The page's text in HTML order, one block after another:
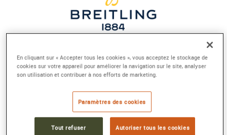
SUPER CHRONOMAT AUTOMATIC 38
Acier inoxydable et or rouge 18 carats, vert
menthe
Référence :U17356531L1P1
Collection :SUPER CHRONOMAT
En cliquant sur « Accepter tous les cookies », vous acceptez le stockage de
cookies sur votre appareil pour améliorer la navigation sur le site, analyser
son utilisation et contribuer à nos efforts de marketing.
Paramètres des cookies
Tout refuser Autoriser tous les cookies